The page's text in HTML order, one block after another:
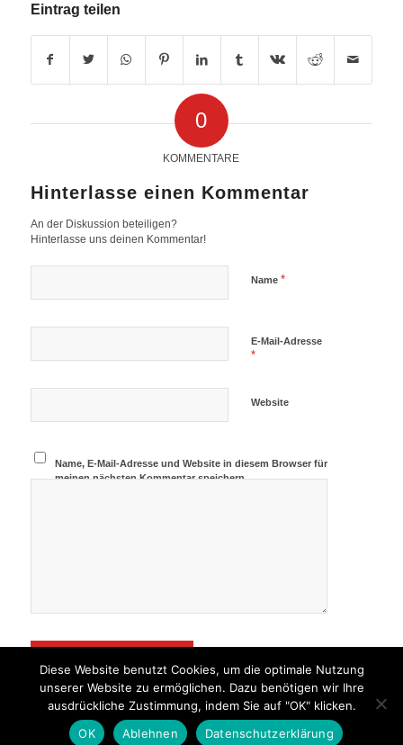
Eintrag teilen
0
KOMMENTARE
Hinterlasse einen Kommentar
An der Diskussion beteiligen?
Hinterlasse uns deinen Kommentar!
Name *
E-Mail-Adresse
*
Website
Name, E-Mail-Adresse und Website in diesem Browser für
meinen nächsten Kommentar speichern.
Diese Website benutzt Cookies, um die optimale Nutzung
unserer Website zu ermöglichen. Dazu benötigen wir Ihre
ausdrückliche Zustimmung, indem Sie auf "OK" klicken.
OK
Ablehnen Datenschutzerklärung